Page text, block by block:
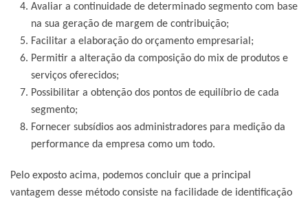
Avaliar a continuidade de determinado segmento com base
na sua geração de margem de contribuição;
Facilitar a elaboração do orçamento empresarial;
Permitir a alteração da composição do mix de produtos e
serviços oferecidos;
Possibilitar a obtenção dos pontos de equilíbrio de cada
segmento;
Fornecer subsídios aos administradores para medição da
performance da empresa como um todo.
Pelo exposto acima, podemos concluir que a principal
vantagem desse método consiste na facilidade de identificação